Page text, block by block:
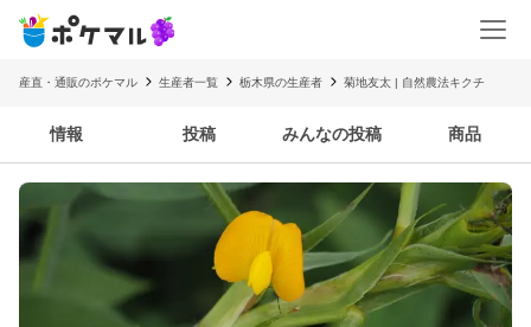
産直・通販のポケマル 生産者一覧 栃木県の生産者 菊地友太 | 自然農法キクチ
情報 投稿 みんなの投稿 商品